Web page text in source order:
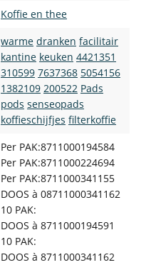
Koffie en thee
warme dranken facilitair
kantine keuken 4421351
310599 7637368 5054156
1382109 200522 Pads
pods senseopads
koffieschijfjes filterkoffie
Per PAK:8711000194584
Per PAK:8711000224694
Per PAK:8711000341155
DOOS à
10 PAK:
08711000341162
DOOS à
10 PAK:
8711000194591
DOOS à 8711000341162